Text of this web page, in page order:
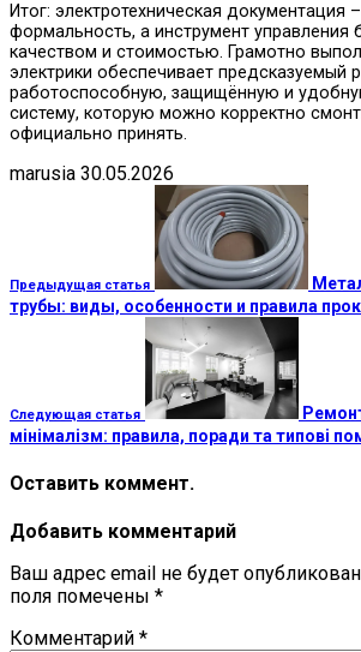
Итог: электротехническая документация
формальность, а инструмент управления
качеством и стоимостью. Грамотно
электрики обеспечивает предсказуемый
работоспособную, защищённую и
систему, которую можно корректно
официально принять.
marusia 30.05.2026
Предыдущая статья
трубы: виды, особенности и правила
Следующая статья
мінімалізм: правила, поради та типові
Оставить коммент.
Добавить комментарий
Ваш адрес email не будет
поля помечены *
Комментарий *